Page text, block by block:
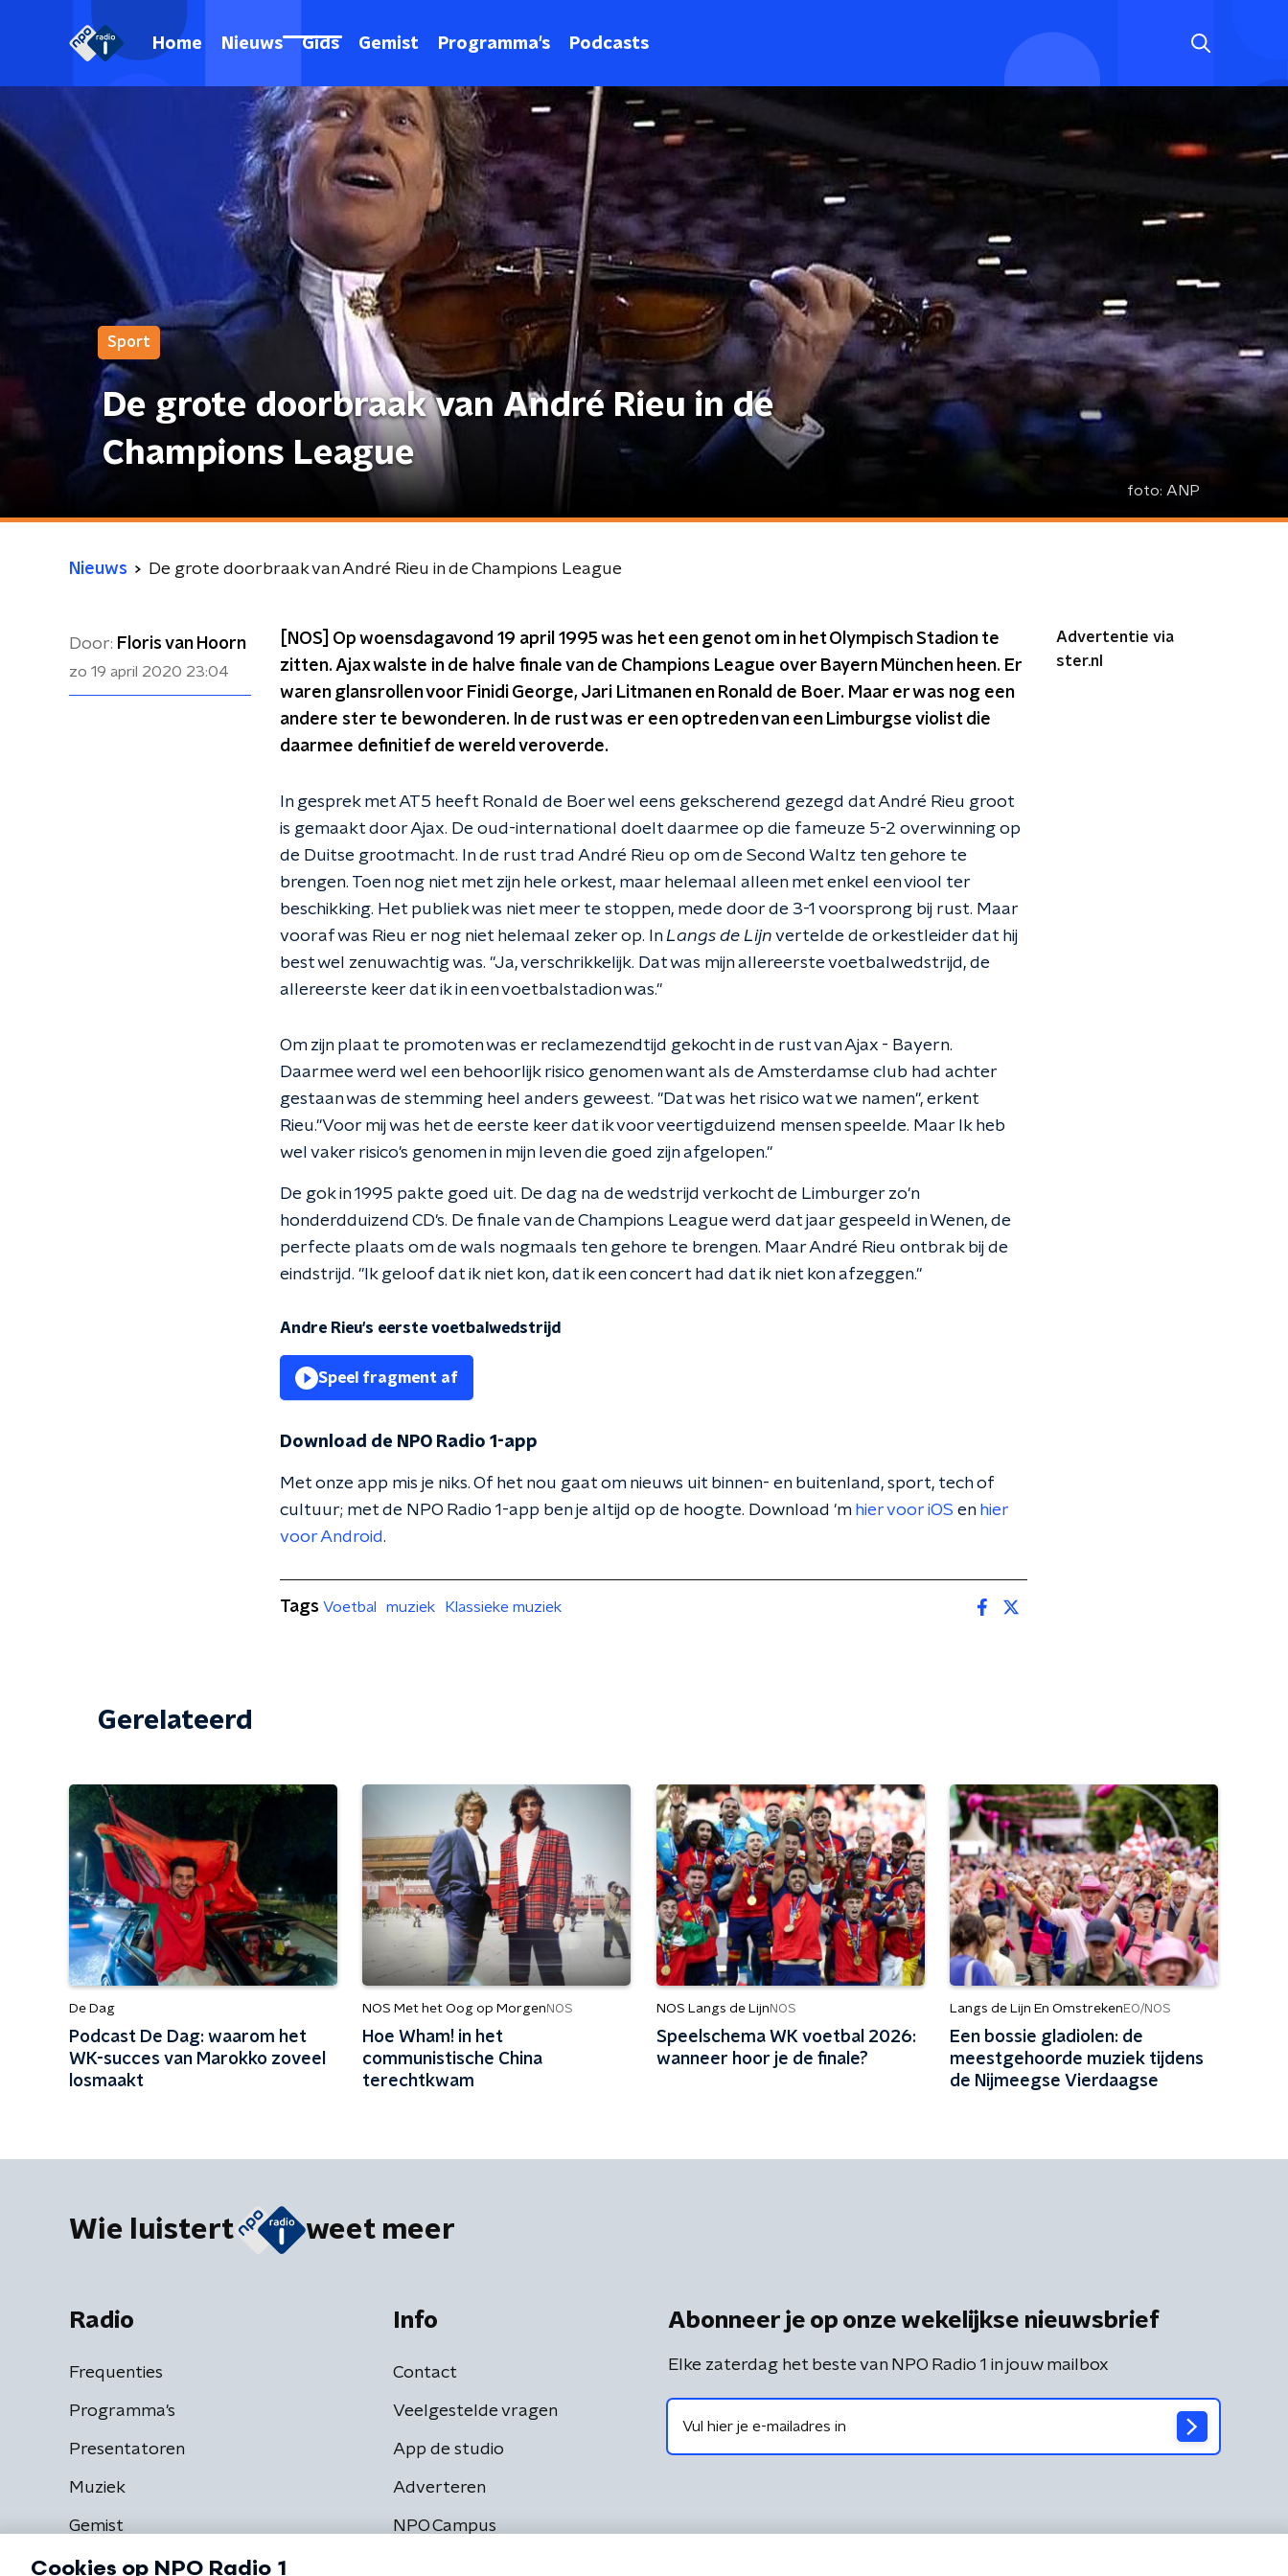
Home Nieuws Gids Gemist Programma's Podcasts
Sport
De grote doorbraak van André Rieu in de
Champions League
foto: ANP
Nieuws De grote doorbraak van André Rieu in de Champions League
Door: Floris van Hoorn
zo 19 april 2020 23:04
[NOS] Op woensdagavond 19 april 1995 was het een genot om in het Olympisch Stadion te
zitten. Ajax walste in de halve finale van de Champions League over Bayern München heen. Er
waren glansrollen voor Finidi George, Jari Litmanen en Ronald de Boer. Maar er was nog een
andere ster te bewonderen. In de rust was er een optreden van een Limburgse violist die
daarmee definitief de wereld veroverde.
In gesprek met AT5 heeft Ronald de Boer wel eens gekscherend gezegd dat André Rieu groot
is gemaakt door Ajax. De oud-international doelt daarmee op die fameuze 5-2 overwinning op
de Duitse grootmacht. In de rust trad André Rieu op om de Second Waltz ten gehore te
brengen. Toen nog niet met zijn hele orkest, maar helemaal alleen met enkel een viool ter
beschikking. Het publiek was niet meer te stoppen, mede door de 3-1 voorsprong bij rust. Maar
vooraf was Rieu er nog niet helemaal zeker op. InLangs de Lijn vertelde de orkestleider dat hij
best wel zenuwachtig was. "Ja, verschrikkelijk. Dat was mijn allereerste voetbalwedstrijd, de
allereerste keer dat ik in een voetbalstadion was."
Om zijn plaat te promoten was er reclamezendtijd gekocht in de rust van Ajax - Bayern.
Daarmee werd wel een behoorlijk risico genomen want als de Amsterdamse club had achter
gestaan was de stemming heel anders geweest. "Dat was het risico wat we namen", erkent
Rieu."Voor mij was het de eerste keer dat ik voor veertigduizend mensen speelde. Maar Ik heb
wel vaker risico's genomen in mijn leven die goed zijn afgelopen."
De gok in 1995 pakte goed uit. De dag na de wedstrijd verkocht de Limburger zo'n
honderdduizend CD's. De finale van de Champions League werd dat jaar gespeeld in Wenen, de
perfecte plaats om de wals nogmaals ten gehore te brengen. Maar André Rieu ontbrak bij de
eindstrijd. "Ik geloof dat ik niet kon, dat ik een concert had dat ik niet kon afzeggen."
Andre Rieu's eerste voetbalwedstrijd
Speel fragment af
Download de NPO Radio 1-app
Met onze app mis je niks. Of het nou gaat om nieuws uit binnen- en buitenland, sport, tech of
cultuur; met de NPO Radio 1-app ben je altijd op de hoogte. Download 'm hier voor iOS en hier
voor Android.
Advertentie via
ster.nl
Tags Voetbal muziek Klassieke muziek
Gerelateerd
De Dag
Podcast De Dag: waarom het
WK-succes van Marokko zoveel
losmaakt
NOS Met het Oog op Morgen NOS
Hoe Wham! in het
communistische China
terechtkwam
NOS Langs de Lijn NOS
Speelschema WK voetbal 2026:
wanneer hoor je de finale?
Langs de Lijn En Omstreken EO/NOS
Een bossie gladiolen: de
meestgehoorde muziek tijdens
de Nijmeegse Vierdaagse
Wie luistert weet meer
Radio
Frequenties
Programma's
Presentatoren
Muziek
Gemist
Info
Contact
Veelgestelde vragen
App de studio
Adverteren
NPO Campus
Abonneer je op onze wekelijkse nieuwsbrief
Elke zaterdag het beste van NPO Radio 1 in jouw mailbox